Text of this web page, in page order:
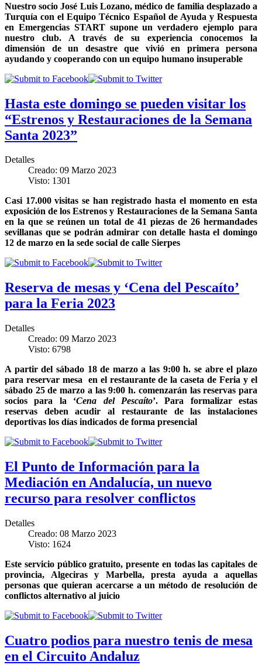
Nuestro socio José Luis Lozano, médico de familia desplazado a
Turquía con elEquipo Técnico Español de Ayuda y Respuesta
en Emergencias STARTsupone un verdadero ejemplo para
nuestro club. A través de su experiencia conocemos la
dimensión de un desastre que vivió en primera persona
ayudando y cooperando con un equipo humano insuperable
Hasta este domingo se pueden visitar los
“Estrenos y Restauraciones de la Semana
Santa 2023”
Detalles
Creado: 09 Marzo 2023
Visto: 1301
Casi 17.000 visitas se han registrado hasta el momento en esta
exposición de los Estrenos y Restauraciones de la Semana Santa
en la que se reúnen un total de 41 piezas de 26 hermandades
sevillanas que se podrán admirar con detalle hasta el domingo
12 de marzo en la sede social de calle Sierpes
Reserva de mesas y ‘Cena del Pescaíto’
para la Feria 2023
Detalles
Creado: 09 Marzo 2023
Visto: 6798
A partir del sábado 18 de marzo a las 9:00 h. se abre el plazo
para reservar mesa en el restaurante de la caseta de Feria y el
sábado 25 de marzo a las 9:00 h. comenzarán las reservas para
socios para la ‘Cena del Pescaíto’. Para formalizar estas
reservas deben acudir al restaurante de las instalaciones
deportivas los días indicados de forma presencial
El Punto de Información para la
Mediación en Andalucía, un nuevo
recurso para resolver conflictos
Detalles
Creado: 08 Marzo 2023
Visto: 1624
Este servicio público gratuito, presente en todas las capitales de
provincia, Algeciras y Marbella, presta ayuda a aquellas
personas que quieran acercarse a un método de resolución de
conflictos alternativo al juicio
Cuatro podios para nuestro tenis de mesa
en el Circuito Andaluz